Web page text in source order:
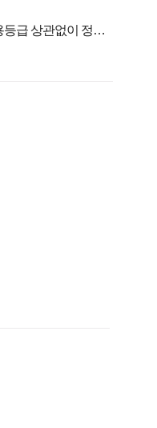
등급 상관없이 정부